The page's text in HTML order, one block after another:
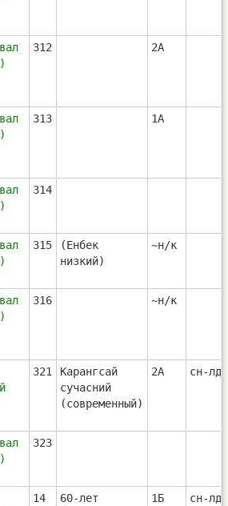
312 2А
313 1А
314
315
(Енбек
низкий)
~н/к
316 ~н/к
321
Карангсай
сучасний
(современный)
2А сн-
323
14
60-лет
1Б сн-лд